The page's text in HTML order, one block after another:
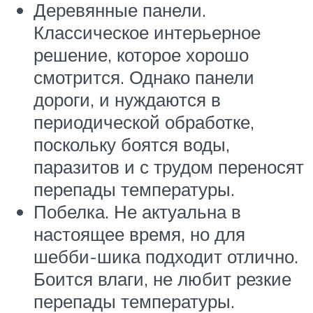
Деревянные панели.
Классическое интерьерное
решение, которое хорошо
смотрится. Однако панели
дороги, и нуждаются в
периодической обработке,
поскольку боятся воды,
паразитов и с трудом переносят
перепады температуры.
Побелка. Не актуальна в
настоящее время, но для
шебби-шика подходит отлично.
Боится влаги, не любит резкие
перепады температуры.